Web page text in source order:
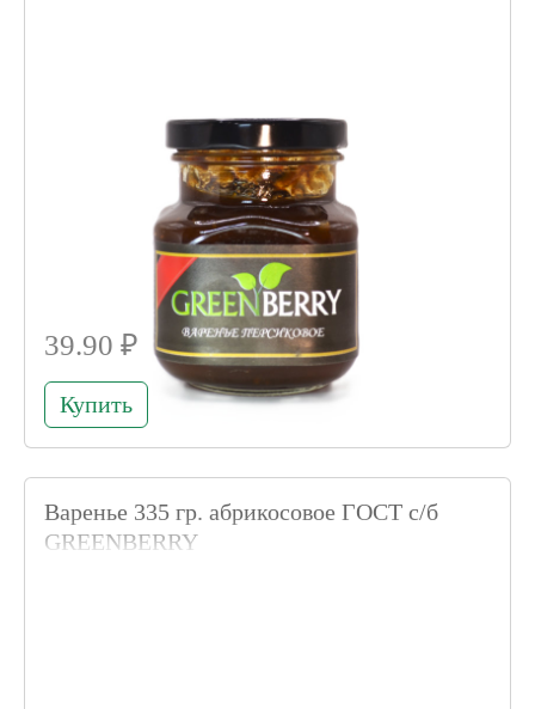
39.90 ₽
Купить
Варенье 335 гр. абрикосовое ГОСТ с/б
GREENBERRY